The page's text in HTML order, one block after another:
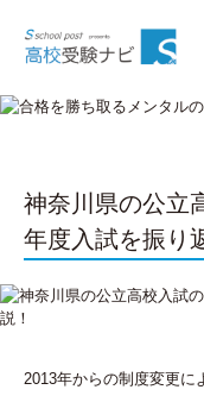
神奈川県の公立
年度入試を振り
2013年からの制度変更に